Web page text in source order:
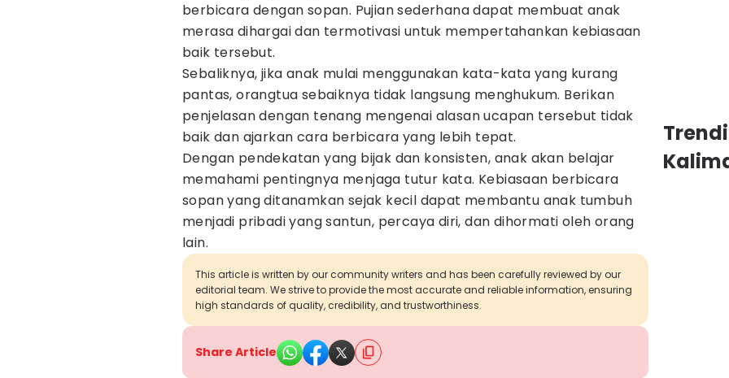
berbicara dengan sopan. Pujian sederhana dapat membuat anak
merasa dihargai dan termotivasi untuk mempertahankan kebiasaan
baik tersebut.
Sebaliknya, jika anak mulai menggunakan kata-kata yang kurang
pantas, orangtua sebaiknya tidak langsung menghukum. Berikan
penjelasan dengan tenang mengenai alasan ucapan tersebut tidak
baik dan ajarkan cara berbicara yang lebih tepat.
Dengan pendekatan yang bijak dan konsisten, anak akan belajar
memahami pentingnya menjaga tutur kata. Kebiasaan berbicara
sopan yang ditanamkan sejak kecil dapat membantu anak tumbuh
menjadi pribadi yang santun, percaya diri, dan dihormati oleh orang
lain.
This article is written by our community writers and has been carefully reviewed by our
editorial team. We strive to provide the most accurate and reliable information, ensuring
high standards of quality, credibility, and trustworthiness.
Share Article